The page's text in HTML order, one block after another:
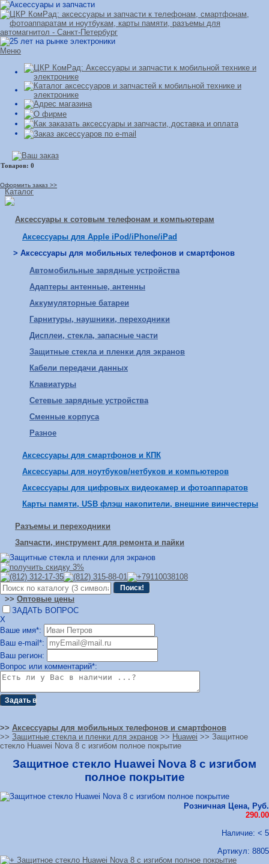
Меню
Оформить заказ >>
Каталог
Аксессуары к сотовым телефонам и компьютерам
Аксессуары для Apple iPod/iPhone/iPad
> Аксессуары для мобильных телефонов и смартфонов
Автомобильные зарядные устройства
Адаптеры антенные, антенны
Аккумуляторные батареи
Гарнитуры, наушники, переходники
Дисплеи, стекла, запасные части
Защитные стекла и пленки для экранов
Кабели передачи данных
Клавиатуры
Сетевые зарядные устройства
Сменные корпуса
Разное
Аксессуары для смартфонов и КПК
Аксессуары для ноутбуков/нетбуков и компьютеров
Аксессуары для цифровых видеокамер и фотоаппаратов
Карты памяти, USB флэш накопители, внешние винчестеры
Разъемы и переходники
Запчасти, инструмент для ремонта и пайки
>> Оптовые цены
ЗАДАТЬ ВОПРОС
Х
Ваше имя*:
Ваш e-mail*:
Ваш регион:
Вопрос или комментарий*:
>> Аксессуары для мобильных телефонов и смартфонов
>> Защитные стекла и пленки для экранов >> Huawei >> Защитное
стекло Huawei Nova 8 с изгибом полное покрытие
Защитное стекло Huawei Nova 8 с изгибом
полное покрытие
Розничная Цена, Руб.
290.00
Наличие: < 5
Артикул: 8805